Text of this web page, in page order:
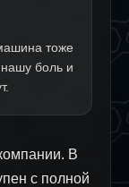
тоже
боль и
В
с полной